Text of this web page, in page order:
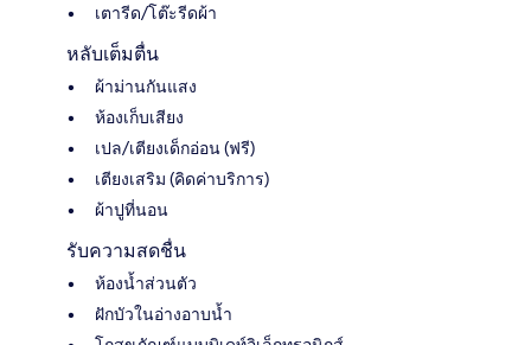
เตารีด/โต๊ะรีดผ้า
หลับเต็มตื่น
ผ้าม่านกันแสง
ห้องเก็บเสียง
เปล/เตียงเด็กอ่อน (ฟรี)
เตียงเสริม (คิดค่าบริการ)
ผ้าปูที่นอน
รับความสดชื่น
ห้องน้ำส่วนตัว
ฝักบัวในอ่างอาบน้ำ